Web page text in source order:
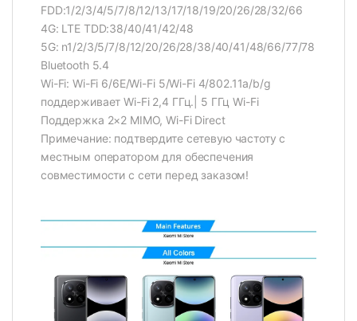
FDD:1/2/3/4/5/7/8/12/13/17/18/19/20/26/28/32/66
4G: LTE TDD:38/40/41/42/48
5G: n1/2/3/5/7/8/12/20/26/28/38/40/41/48/66/77/78
Bluetooth 5.4
Wi-Fi: Wi-Fi 6/6E/Wi-Fi 5/Wi-Fi 4/802.11a/b/g
поддерживает Wi-Fi 2,4 ГГц.| 5 ГГц Wi-Fi
Поддержка 2×2 MIMO, Wi-Fi Direct
Примечание: подтвердите сетевую частоту с
местным оператором для обеспечения
совместимости с сети перед заказом!